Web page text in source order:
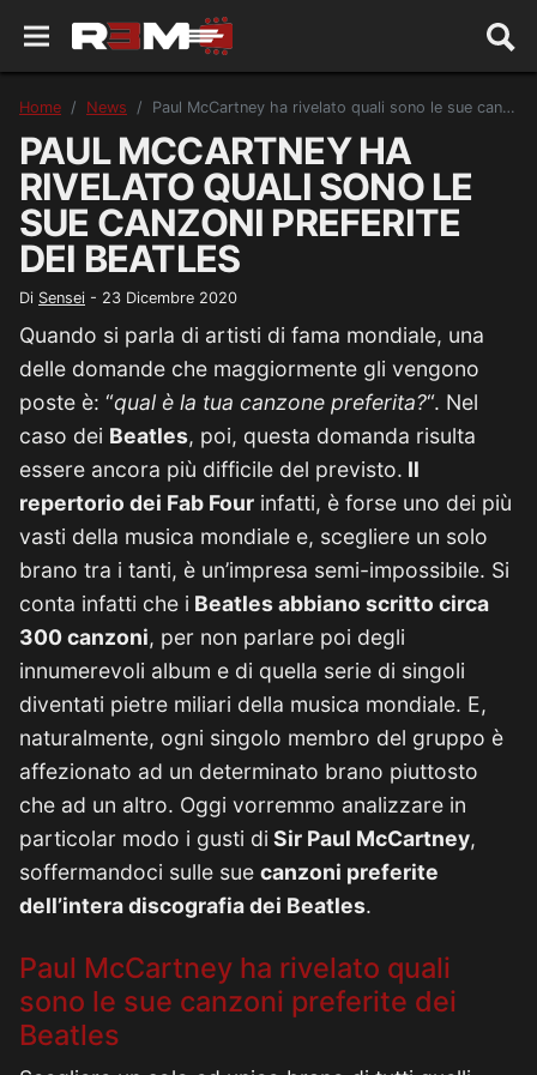
Home News Paul McCartney ha rivelato quali sono le sue canzoni preferite dei Beatles
PAUL MCCARTNEY HA
RIVELATO QUALI SONO LE
SUE CANZONI PREFERITE
DEI BEATLES
Di Sensei - 23 Dicembre 2020
Quando si parla di artisti di fama mondiale, una
delle domande che maggiormente gli vengono
poste è: “qual è la tua canzone preferita?“. Nel
caso dei Beatles, poi, questa domanda risulta
essere ancora più difficile del previsto. Il
repertorio dei Fab Four infatti, è forse uno dei più
vasti della musica mondiale e, scegliere un solo
brano tra i tanti, è un’impresa semi-impossibile. Si
conta infatti che i Beatles abbiano scritto circa
300 canzoni, per non parlare poi degli
innumerevoli album e di quella serie di singoli
diventati pietre miliari della musica mondiale. E,
naturalmente, ogni singolo membro del gruppo è
affezionato ad un determinato brano piuttosto
che ad un altro. Oggi vorremmo analizzare in
particolar modo i gusti di Sir Paul McCartney,
soffermandoci sulle sue canzoni preferite
dell’intera discografia dei Beatles.
Paul McCartney ha rivelato quali
sono le sue canzoni preferite dei
Beatles